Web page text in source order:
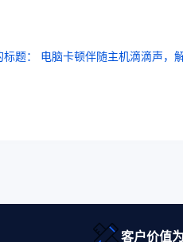
题： 电脑卡顿伴随主机滴滴声，
客户价值